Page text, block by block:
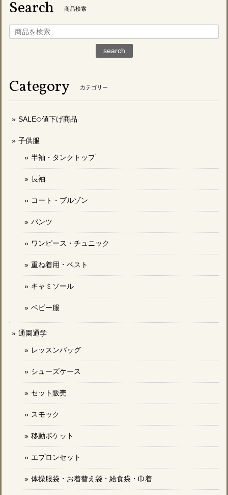
Search 商品検索
search
Category カテゴリー
SALE◇値下げ商品
子供服
半袖・タンクトップ
長袖
コート・ブルゾン
パンツ
ワンピース・チュニック
重ね着用・ベスト
キャミソール
ベビー服
通園通学
レッスンバッグ
シューズケース
セット販売
スモック
移動ポケット
エプロンセット
体操服袋・お着替え袋・給食袋・巾着